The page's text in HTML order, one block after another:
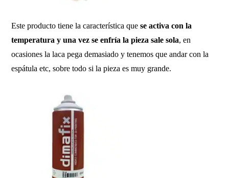
Este producto tiene la característica quese activa con la
temperatura y una vez se enfría la pieza sale sola, en
ocasiones la laca pega demasiado y tenemos que andar con la
espátula etc, sobre todo si la pieza es muy grande.